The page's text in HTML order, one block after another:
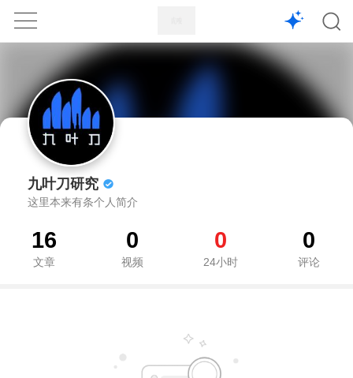
1X
九叶刀研究
这里本来有条个人简介
16
文章
0
视频
0
24小时
0
评论